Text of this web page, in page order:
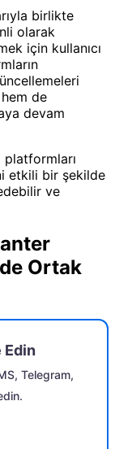
birlikte
olarak
için kullanıcı
de
devam
platformları
etkili bir şekilde
ve
Ortak
Edin
Telegram,